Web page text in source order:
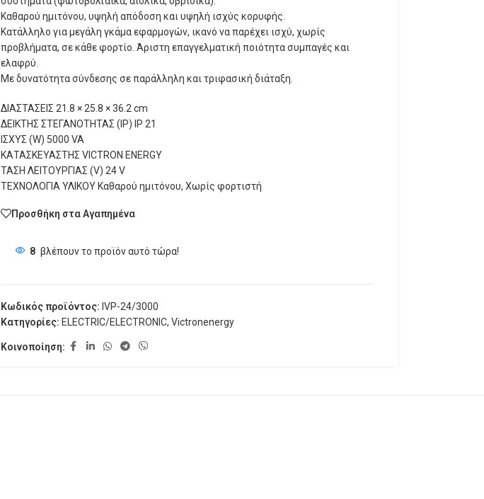
Καθαρού ημιτόνου, υψηλή απόδοση και υψηλή ισχύς κορυφής.
Κατάλληλο για μεγάλη γκάμα εφαρμογών, ικανό να παρέχει ισχύ, χωρίς
προβλήματα, σε κάθε φορτίο. Άριστη επαγγελματική ποιότητα συμπαγές και
ελαφρύ.
Με δυνατότητα σύνδεσης σε παράλληλη και τριφασική διάταξη.
ΔΙΑΣΤΑΣΕΙΣ 21.8 × 25.8 × 36.2 cm
ΔΕΙΚΤΗΣ ΣΤΕΓΑΝΟΤΗΤΑΣ (IP) IP 21
ΙΣΧΥΣ (W) 5000 VA
ΚΑΤΑΣΚΕΥΑΣΤΗΣ VICTRON ENERGY
ΤΑΣΗ ΛΕΙΤΟΥΡΓΙΑΣ (V) 24 V
ΤΕΧΝΟΛΟΓΙΑ ΥΛΙΚΟΥ Καθαρού ημιτόνου, Χωρίς φορτιστή
Προσθήκη στα Αγαπημένα
8 βλέπουν το προϊόν αυτό τώρα!
Κωδικός προϊόντος: IVP-24/3000
Κατηγορίες: ELECTRIC/ELECTRONIC, Victronenergy
Κοινοποίηση: